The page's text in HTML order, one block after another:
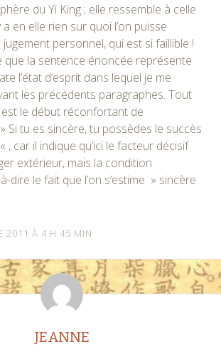
du Yi King ; elle ressemble à celle
a en elle rien sur quoi l’on puisse
personnel, qui est si faillible !
que la sentence énoncée représente
l’état d’esprit dans lequel je me
les précédents paragraphes. Tout
le début réconfortant de
Si tu es sincère, tu possèdes le succès
, car il indique qu’ici le facteur décisif
extérieur, mais la condition
dire le fait que l’on s’estime » sincère
2011 À 4 H 45 MIN
JEANNE